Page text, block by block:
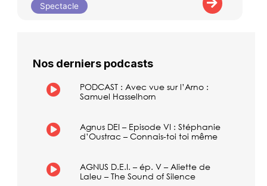
Spectacle
Nos derniers podcasts
PODCAST : Avec vue sur l’Arno :
Samuel Hasselhorn
Agnus DEI – Episode VI : Stéphanie
d’Oustrac – Connais-toi toi même
AGNUS D.E.I. – ép. V – Aliette de
Laleu – The Sound of Silence